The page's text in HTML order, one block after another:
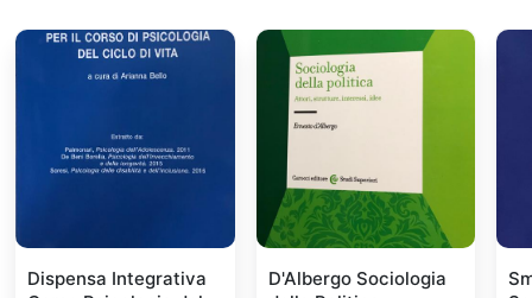
Dispensa Integrativa
D'Albergo Sociologia